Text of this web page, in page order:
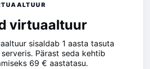
virtuaaltuur
sisaldab 1 aasta tasuta
Pärast seda kehtib
69 € aastatasu.